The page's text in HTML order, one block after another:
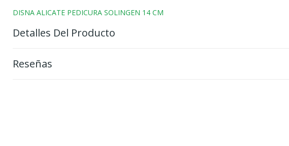
DISNA ALICATE PEDICURA SOLINGEN 14 CM
Detalles Del Producto
Reseñas